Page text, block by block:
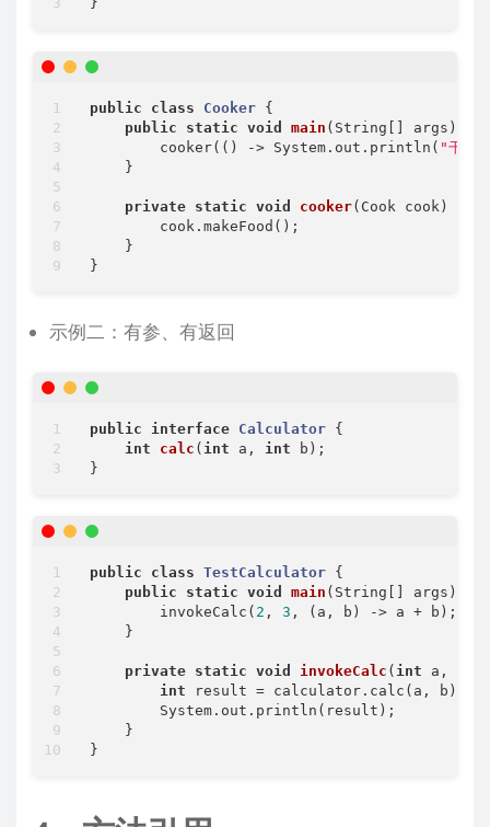
public class Cooker {
public
static void main (String[] args)
        cooker(() -> System.out.println(
"干饭
    }
private static void cooker(Cook cook)
        cook.makeFood();
    }
示例二：有参、有返回
public interface Calculator {
int
calc ( int a, int b) ;
public class TestCalculator {
public
static void main (String[] args)
        invokeCalc(
2 , 3 , (a, b) -> a + b);
    }
private static void invokeCalc ( int a,
int result = calculator.calc(a, b);
        System.out.println(result);
    }